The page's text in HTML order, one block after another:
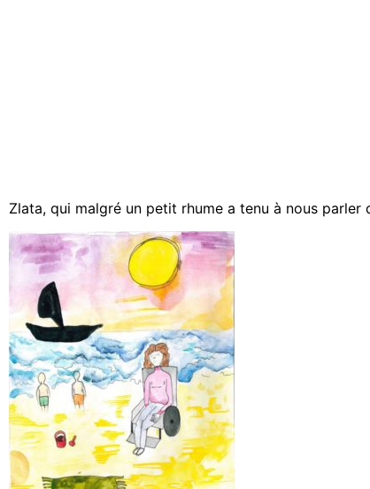
Zlata, qui malgré un petit rhume a tenu à nous parler